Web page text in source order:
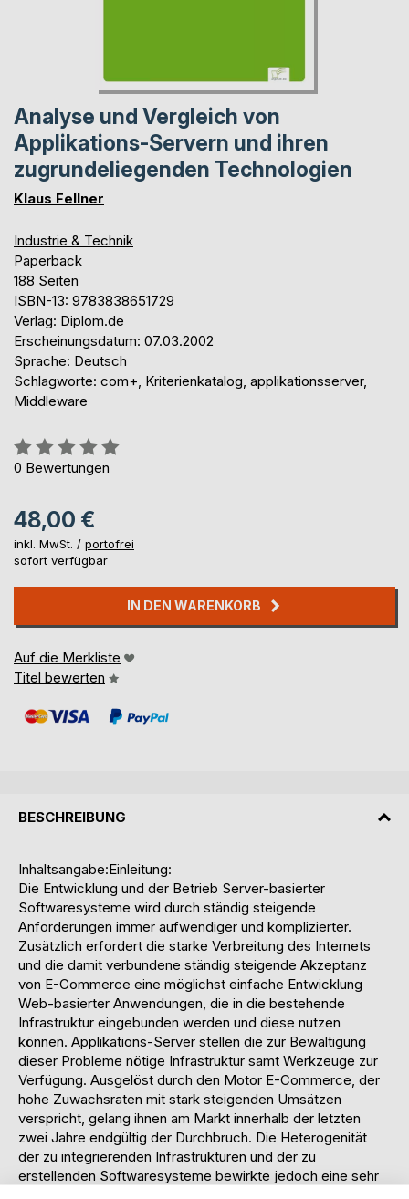
Analyse und Vergleich von
Applikations-Servern und ihren
zugrundeliegenden Technologien
Klaus Fellner
Industrie & Technik
Paperback
188 Seiten
ISBN-13: 9783838651729
Verlag: Diplom.de
Erscheinungsdatum: 07.03.2002
Sprache: Deutsch
Schlagworte: com+, Kriterienkatalog, applikationsserver,
Middleware
Bewertung::
0%
0 Bewertungen
48,00 €
inkl. MwSt. / portofrei
sofort verfügbar
IN DEN WARENKORB
Auf die Merkliste
Titel bewerten
BESCHREIBUNG
Inhaltsangabe:Einleitung:
Die Entwicklung und der Betrieb Server-basierter
Softwaresysteme wird durch ständig steigende
Anforderungen immer aufwendiger und komplizierter.
Zusätzlich erfordert die starke Verbreitung des Internets
und die damit verbundene ständig steigende Akzeptanz
von E-Commerce eine möglichst einfache Entwicklung
Web-basierter Anwendungen, die in die bestehende
Infrastruktur eingebunden werden und diese nutzen
können. Applikations-Server stellen die zur Bewältigung
dieser Probleme nötige Infrastruktur samt Werkzeuge zur
Verfügung. Ausgelöst durch den Motor E-Commerce, der
hohe Zuwachsraten mit stark steigenden Umsätzen
verspricht, gelang ihnen am Markt innerhalb der letzten
zwei Jahre endgültig der Durchbruch. Die Heterogenität
der zu integrierenden Infrastrukturen und der zu
erstellenden Softwaresysteme bewirkte jedoch eine sehr